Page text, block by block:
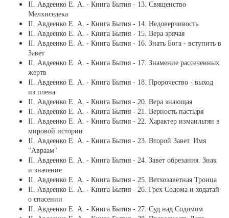
ІІ. Авдеенко Е. А. - Книга Бытия - 13. Священство
Мелхиседека
ІІ. Авдеенко Е. А. - Книга Бытия - 14. Недоверчивость
ІІ. Авдеенко Е. А. - Книга Бытия - 15. Вера зрячая
ІІ. Авдеенко Е. А. - Книга Бытия - 16. Знать Бога - вступить в
Завет
ІІ. Авдеенко Е. А. - Книга Бытия - 17. Знамение рассеченных
жертв
ІІ. Авдеенко Е. А. - Книга Бытия - 18. Пророчество - выход
из плена
ІІ. Авдеенко Е. А. - Книга Бытия - 20. Вера знающая
ІІ. Авдеенко Е. А. - Книга Бытия - 21. Верность пастыря
ІІ. Авдеенко Е. А. - Книга Бытия - 22. Характер измаильтян в
мировой истории
ІІ. Авдеенко Е. А. - Книга Бытия - 23. Второй Завет. Имя
"Авраам"
ІІ. Авдеенко Е. А. - Книга Бытия - 24. Завет обрезания. Знак
и значение
ІІ. Авдеенко Е. А. - Книга Бытия - 25. Ветхозаветная Троица
ІІ. Авдеенко Е. А. - Книга Бытия - 26. Грех Содома и ходатай
о спасении
ІІ. Авдеенко Е. А. - Книга Бытия - 27. Суд над Содомом